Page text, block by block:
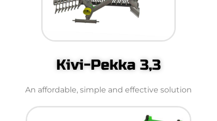
Kivi-Pekka 3,3
An affordable, simple and effective solution​